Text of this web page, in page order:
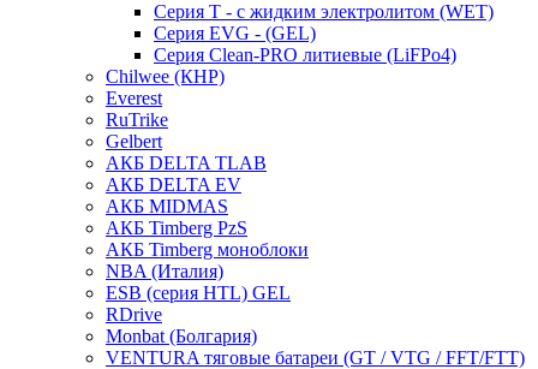
Серия T - с жидким электролитом (WET)
Серия EVG - (GEL)
Серия Clean-PRO литиевые (LiFPo4)
Chilwee (КНР)
Everest
RuTrike
Gelbert
АКБ DELTA TLAB
АКБ DELTA EV
АКБ MIDMAS
АКБ Timberg PzS
АКБ Timberg моноблоки
NBA (Италия)
ESB (серия HTL) GEL
RDrive
Monbat (Болгария)
VENTURA тяговые батареи (GT / VTG / FFT/FTT)